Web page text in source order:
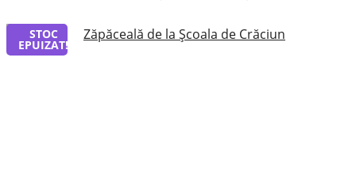
STOC
EPUIZAT!